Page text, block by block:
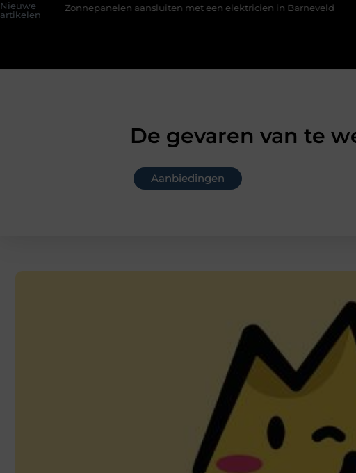
Nieuwe
artikelen
aansluiten met een elektricien in Barneveld De Perfecte Gids
De gevaren van te
Aanbiedingen